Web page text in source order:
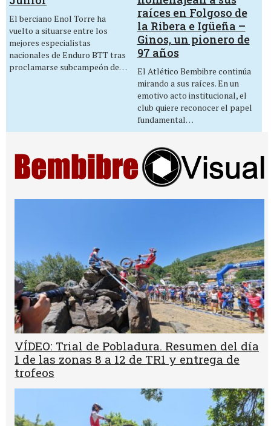
El berciano Enol Torre ha
vuelto a situarse entre los
mejores especialistas
nacionales de Enduro BTT tras
proclamarse subcampeón de…
raíces en Folgoso de
la Ribera e Igüeña –
Ginos, un pionero de
97 años
El Atlético Bembibre continúa
mirando a sus raíces. En un
emotivo acto institucional, el
club quiere reconocer el papel
fundamental…
VÍDEO: Trial de Pobladura. Resumen del día
1 de las zonas 8 a 12 de TR1 y entrega de
trofeos